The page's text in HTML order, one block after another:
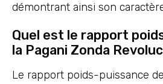
démontrant ainsi son
Quel est le rapport
la Pagani Zonda
Le rapport poids-puissance